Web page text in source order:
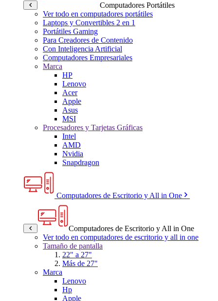
Computadores Portátiles
Ver todo en computadores portátiles
Laptops y Convertibles 2 en 1
Portátiles Gaming
Para Creadores de Contenido
Con Inteligencia Artificial
Computadores Empresariales
Marca
HP
Lenovo
Acer
Apple
Asus
MSI
Procesadores y Tarjetas Gráficas
Intel
AMD
Nvidia
Snapdragon
Computadores de Escritorio y All in One
Computadores de Escritorio y All in One
Ver todo en computadores de escritorio y all in one
Tamaño de pantalla
22" a 27"
Más de 27"
Marca
Lenovo
Hp
Apple